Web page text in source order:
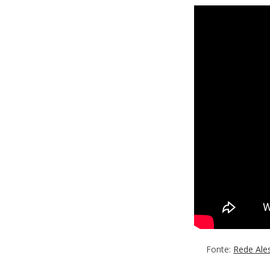
Fonte: Rede